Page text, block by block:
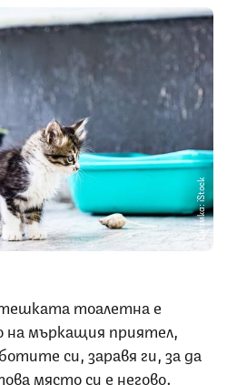
Снимка: iStock
тоалетна е
на мъркащия приятел,
си, заравя ги, за да
място си е негово.